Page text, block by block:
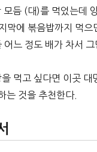
모듬 (대)를 먹었는데
막에 볶음밥까지 먹으
어느 정도 배가 차서 그
먹고 싶다면 이곳 대
는 것을 추천한다.